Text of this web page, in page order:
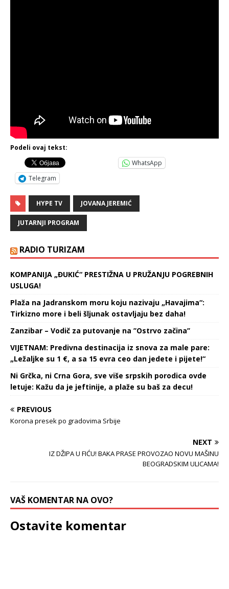
Podeli ovaj tekst:
WhatsApp
Telegram
HYPE TV JOVANA JEREMIĆ
JUTARNJI PROGRAM
RADIO TURIZAM
KOMPANIJA „ĐUKIĆ“ PRESTIŽNA U PRUŽANJU POGREBNIH
USLUGA!
Plaža na Jadranskom moru koju nazivaju „Havajima“:
Tirkizno more i beli šljunak ostavljaju bez daha!
Zanzibar – Vodič za putovanje na ’’Ostrvo začina’’
VIJETNAM: Predivna destinacija iz snova za male pare:
„Ležaljke su 1 €, a sa 15 evra ceo dan jedete i pijete!“
Ni Grčka, ni Crna Gora, sve više srpskih porodica ovde
letuje: Kažu da je jeftinije, a plaže su baš za decu!
PREVIOUS
Korona presek po gradovima Srbije
NEXT
IZ DŽIPA U FIĆU! BAKA PRASE PROVOZAO NOVU MAŠINU
BEOGRADSKIM ULICAMA!
VAŠ KOMENTAR NA OVO?
Ostavite komentar